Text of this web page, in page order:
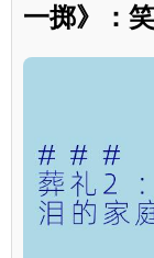
一掷》：